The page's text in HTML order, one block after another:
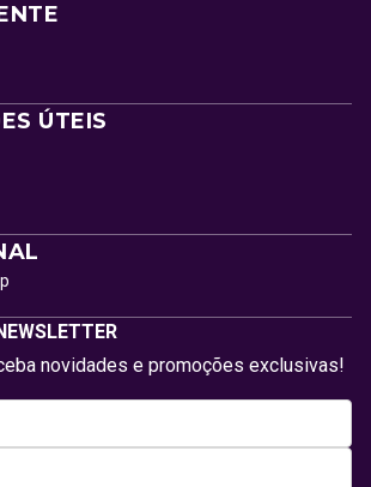
ÚTEIS
novidades e promoções exclusivas!